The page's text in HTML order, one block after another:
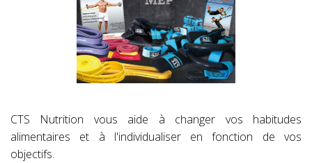
CTS Nutrition vous aide à changer vos habitudes
alimentaires et à l'individualiser en fonction de vos
objectifs.